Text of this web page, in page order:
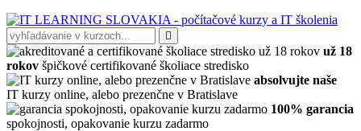
už 18
rokov špičkové certifikované školiace stredisko
absolvujte naše
IT kurzy online, alebo prezenčne v Bratislave
100% garancia
spokojnosti, opakovanie kurzu zadarmo